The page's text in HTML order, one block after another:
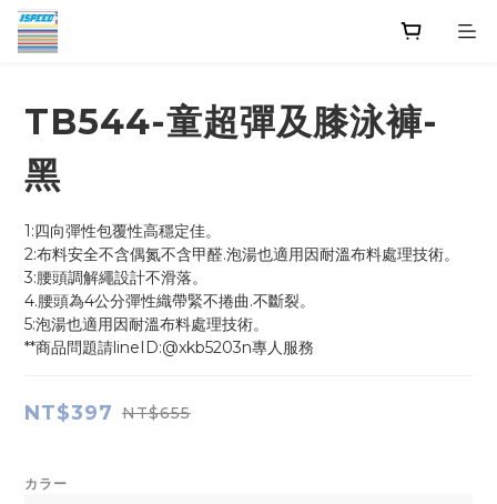
TB544-童超彈及膝泳褲-
黑
1:四向彈性包覆性高穩定佳。
2:布料安全不含偶氮不含甲醛.泡湯也適用因耐溫布料處理技術。
3:腰頭調解繩設計不滑落。
4.腰頭為4公分彈性織帶緊不捲曲.不斷裂。
5:泡湯也適用因耐溫布料處理技術。
**商品問題請lineID:@xkb5203n專人服務
NT$397 NT$655
カラー